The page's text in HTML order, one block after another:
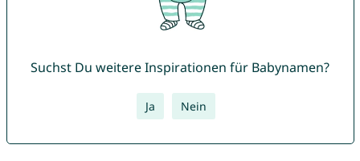
Suchst Du weitere Inspirationen für Babynamen?
Ja Nein